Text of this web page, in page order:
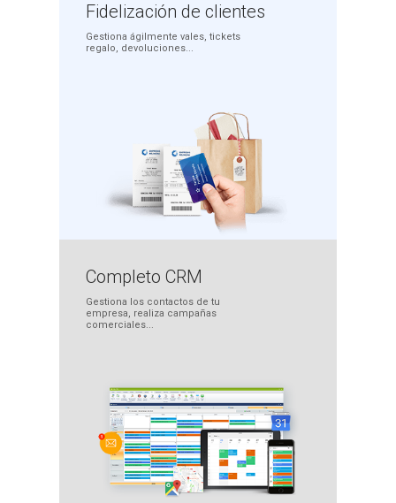
Fidelizaciónde clientes
Gestiona ágilmente vales, tickets
regalo, devoluciones...
CompletoCRM
Gestiona los contactos de tu
empresa, realiza campañas
comerciales...